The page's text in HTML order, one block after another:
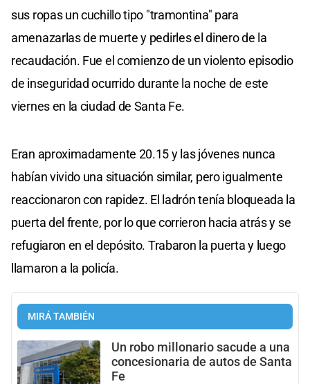
sus ropas un cuchillo tipo "tramontina" para
amenazarlas de muerte y pedirles el dinero de la
recaudación. Fue el comienzo de un violento episodio
de inseguridad ocurrido durante la noche de este
viernes en la ciudad de Santa Fe.
Eran aproximadamente 20.15 y las jóvenes nunca
habían vivido una situación similar, pero igualmente
reaccionaron con rapidez. El ladrón tenía bloqueada la
puerta del frente, por lo que corrieron hacia atrás y se
refugiaron en el depósito. Trabaron la puerta y luego
llamaron a la policía.
MIRÁ TAMBIÉN
Un robo millonario sacude a una
concesionaria de autos de Santa
Fe